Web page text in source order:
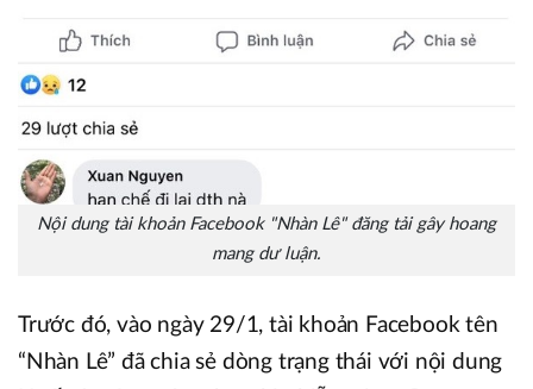
Nội dung tài khoản Facebook "Nhàn Lê" đăng tải gây hoang
mang dư luận.
Trước đó, vào ngày 29/1, tài khoản Facebook tên
“Nhàn Lê” đã chia sẻ dòng trạng thái với nội dung